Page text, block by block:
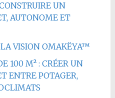
UN
AUTONOME ET
VISION OMAKËYA™
100 M² : CRÉER UN
ENTRE POTAGER,